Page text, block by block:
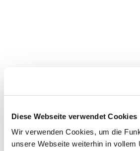
Diese Webseite verwendet Cookies
Wir verwenden Cookies, um die
unsere Webseite weiterhin in